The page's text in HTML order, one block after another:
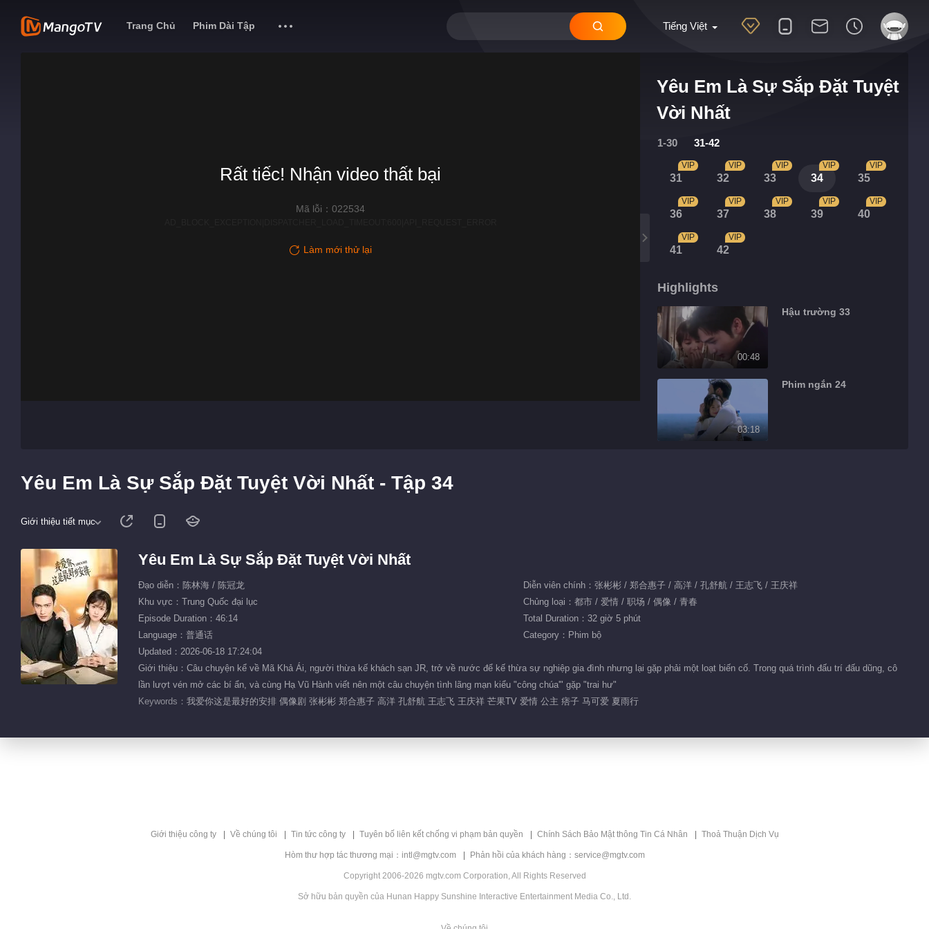
Tiếng Việt
Trang Chủ Phim Dài Tập
Yêu Em Là Sự Sắp Đặt Tuyệt
Vời Nhất
1-30 31-42
31
VIP
32
VIP
33
VIP
34
VIP
35
VIP
36
VIP
37
VIP
38
VIP
39
VIP
40
VIP
41
VIP
42
VIP
Highlights
00:48
Hậu trường 33
03:18
Phim ngắn 24
Phim ngắn 34
Rất tiếc! Nhận video thất bại
Mã lỗi：022534
Làm mới thử lại
Yêu Em Là Sự Sắp Đặt Tuyệt Vời Nhất - Tập 34
Giới thiệu tiết mục
Yêu Em Là Sự Sắp Đặt Tuyệt Vời Nhất
Đạo diễn：陈林海 / 陈冠龙
Diễn viên chính：张彬彬 / 郑合惠子 / 高洋 / 孔舒航 / 王志飞 / 王庆祥
Khu vực：Trung Quốc đại lục
Chủng loại：都市 / 爱情 / 职场 / 偶像 / 青春
Episode Duration：46:14
Total Duration：32 giờ 5 phút
Language：普通话
Category：Phim bộ
Updated：2026-06-18 17:24:04
Giới thiệu：Câu chuyện kể về Mã Khả Ái, người thừa kế khách sạn JR, trở về nước để kế thừa sự nghiệp gia đình nhưng lại gặp phải một loạt biến cố. Trong quá trình đấu trí đấu dũng, cô
lần lượt vén mở các bí ẩn, và cùng Hạ Vũ Hành viết nên một câu chuyện tình lãng mạn kiểu "công chúa'" gặp "trai hư"
Keywords： 我爱你这是最好的安排 偶像剧 张彬彬 郑合惠子 高洋 孔舒航 王志飞 王庆祥 芒果TV 爱情 公主 痞子 马可爱 夏雨行
Giới thiệu công ty Về chúng tôi Tin tức công ty Tuyên bố liên kết chống vi phạm bản quyền Chính Sách Bảo Mật thông Tin Cá Nhân Thoả Thuận Dịch Vụ
Hòm thư hợp tác thương mại：intl@mgtv.com Phản hồi của khách hàng：service@mgtv.com
Copyright 2006-2026 mgtv.com Corporation, All Rights Reserved
Sở hữu bản quyền của Hunan Happy Sunshine Interactive Entertainment Media Co., Ltd.